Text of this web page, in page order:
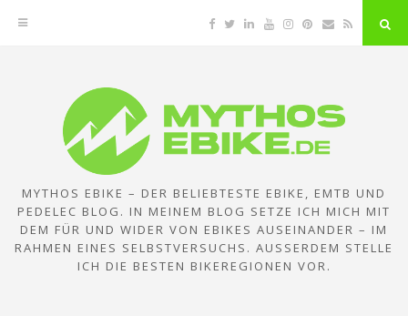
Facebook
TwitterLinkedinYouTubeInstagram
Pinterest
EmailRSS
MYTHOS EBIKE – DER BELIEBTESTE EBIKE, EMTB UND
PEDELEC BLOG. IN MEINEM BLOG SETZE ICH MICH MIT
DEM FÜR UND WIDER VON EBIKES AUSEINANDER – IM
RAHMEN EINES SELBSTVERSUCHS. AUSSERDEM STELLE I
CH DIE BESTEN BIKEREGIONEN VOR.